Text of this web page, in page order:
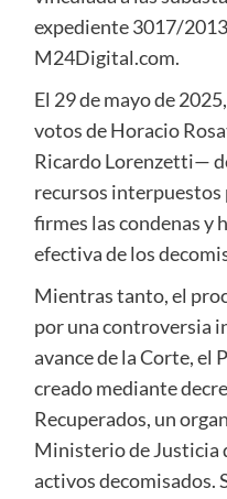
expediente 3017/
M24Digital.com.
El 29 de mayo de
votos de Horacio
Ricardo Lorenzetti—
recursos interpuestos
firmes las condenas y
efectiva de los
Mientras tanto, el
por una controversia
avance de la Corte, el
creado mediante
Recuperados, un
Ministerio de Justicia
activos decomisados.